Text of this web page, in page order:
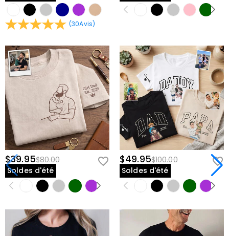
(30Avis)
$39.95$80.00
Soldes d'été
$49.95$100.00
Soldes d'été